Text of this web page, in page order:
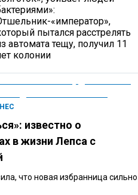
«император»,
пытался расстрелять
автомата тещу, получил 11
колонии
известно о
в жизни Лепса с
что новая избранница сильно